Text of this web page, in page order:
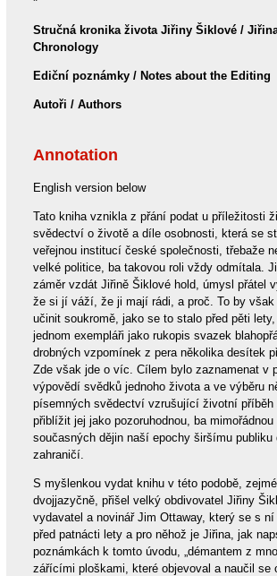
Stručná kronika života Jiřiny Šiklové /
Chronology
Ediční poznámky / Notes about the Editing
Autoři / Authors
Annotation
English version below
Tato kniha vznikla z přání podat u příležitosti
svědectví o životě a díle osobnosti, která se
veřejnou institucí české společnosti, třebaže
velké politice, ba takovou roli vždy odmítala.
záměr vzdát Jiřině Šiklové hold, úmysl přátel
že si jí váží, že ji mají rádi, a proč. To by však
učinit soukromě, jako se to stalo před pěti
jednom exempláři jako rukopis svazek
drobných vzpomínek z pera několika desítek
Zde však jde o víc. Cílem bylo zaznamenat v
výpovědí svědků jednoho života a ve výběru
písemných svědectví vzrušující životní příběh
přiblížit jej jako pozoruhodnou, ba
současných dějin naší epochy širšímu publiku
zahraničí.
S myšlenkou vydat knihu v této podobě,
dvojjazyčně, přišel velký obdivovatel Jiřiny
vydavatel a novinář Jim Ottaway, který se s ní
před patnácti lety a pro něhož je Jiřina, jak
poznámkách k tomto úvodu, „démantem z
zářícími ploškami, které objevoval a naučil se